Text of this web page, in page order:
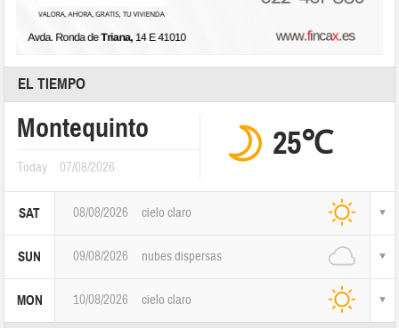
EL TIEMPO
Montequinto
Today 07/08/2026
25℃
SAT 08/08/2026 cielo claro
SUN 09/08/2026 nubes dispersas
MON 10/08/2026 cielo claro